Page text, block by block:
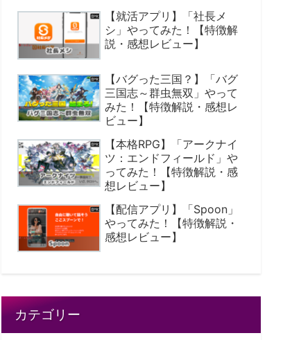
【就活アプリ】「社長メ
シ」やってみた！【特徴解
説・感想レビュー】
【バグった三国？】「バグ
三国志～群虫無双」やって
みた！【特徴解説・感想レ
ビュー】
【本格RPG】「アークナイ
ツ：エンドフィールド」や
ってみた！【特徴解説・感
想レビュー】
【配信アプリ】「Spoon」
やってみた！【特徴解説・
感想レビュー】
カテゴリー